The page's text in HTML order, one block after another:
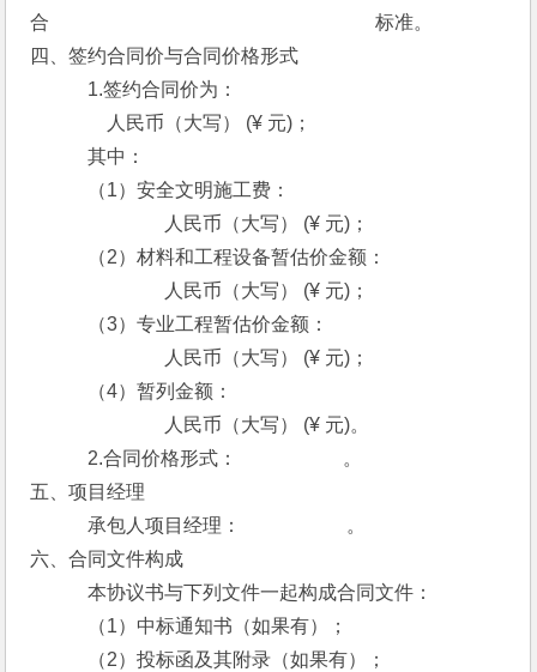
合　　　　　　　　　　　　　　　　　标准。
四、签约合同价与合同价格形式
1.签约合同价为：
人民币（大写） (¥ 元)；
其中：
（1）安全文明施工费：
人民币（大写） (¥ 元)；
（2）材料和工程设备暂估价金额：
人民币（大写） (¥ 元)；
（3）专业工程暂估价金额：
人民币（大写） (¥ 元)；
（4）暂列金额：
人民币（大写） (¥ 元)。
2.合同价格形式：　　　 　 　。
五、项目经理
承包人项目经理：　　　 　 　。
六、合同文件构成
本协议书与下列文件一起构成合同文件：
（1）中标通知书（如果有）；
（2）投标函及其附录（如果有）；